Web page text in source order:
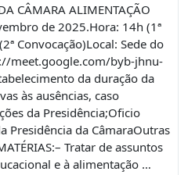
CÂMARA ALIMENTAÇÃO
de 2025.Hora: 14h (1ª
Convocação)Local: Sede do
meet.google.com/byb-jhnu-
da duração da
às ausências, caso
da Presidência;Oficio
Presidência da CâmaraOutras
Tratar de assuntos
e à alimentação …